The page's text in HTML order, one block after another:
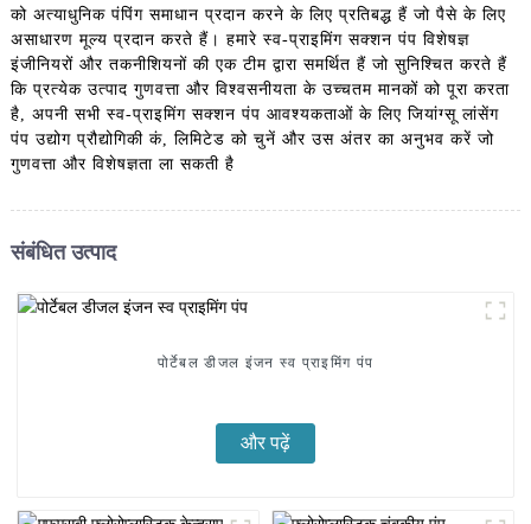
को अत्याधुनिक पंपिंग समाधान प्रदान करने के लिए प्रतिबद्ध हैं जो पैसे के लिए
असाधारण मूल्य प्रदान करते हैं। हमारे स्व-प्राइमिंग सक्शन पंप विशेषज्ञ
इंजीनियरों और तकनीशियनों की एक टीम द्वारा समर्थित हैं जो सुनिश्चित करते हैं
कि प्रत्येक उत्पाद गुणवत्ता और विश्वसनीयता के उच्चतम मानकों को पूरा करता
है, अपनी सभी स्व-प्राइमिंग सक्शन पंप आवश्यकताओं के लिए जियांग्सू लांसेंग
पंप उद्योग प्रौद्योगिकी कं, लिमिटेड को चुनें और उस अंतर का अनुभव करें जो
गुणवत्ता और विशेषज्ञता ला सकती है
संबंधित उत्पाद
पोर्टेबल डीजल इंजन स्व प्राइमिंग पंप
और पढ़ें